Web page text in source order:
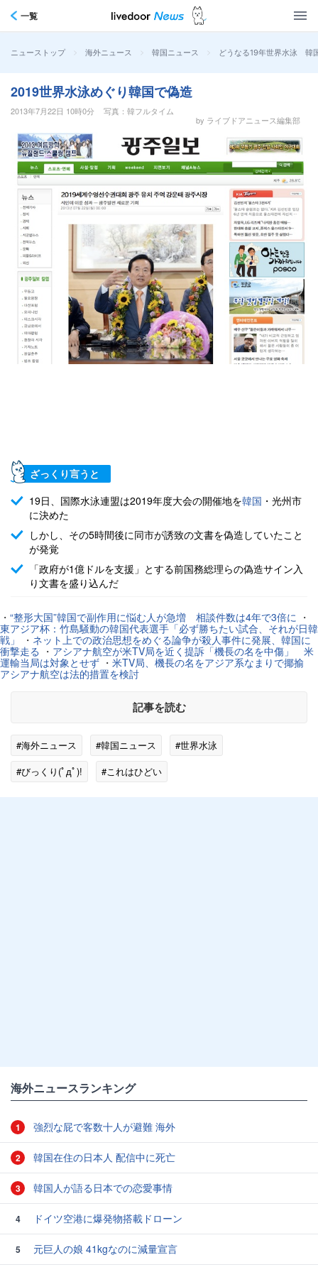
一覧
ニューストップ > 海外ニュース > 韓国ニュース > どうなる19年世界水泳 韓
2019世界水泳めぐり韓国で偽造
2013年7月22日 10時0分
写真：韓フルタイム
by ライブドアニュース編集部
ざっくり言うと
19日、国際水泳連盟は2019年度大会の開催地を韓国 ・光州市
に決めた
しかし、その5時間後に同市が誘致の文書を偽造していたこと
が発覚
「政府が1億ドルを支援」とする前国務総理らの偽造サイン入
り文書を盛り込んだ
・ “整形大国”韓国で副作用に悩む人が急増 相談件数は4年で3倍に ・
東アジア杯：竹島騒動の韓国代表選手「必ず勝ちたい試合、それが日韓
戦」
・ ネット上での政治思想をめぐる論争が殺人事件に発展、韓国に
衝撃走る ・ アシアナ航空が米TV局を近く提訴「機長の名を中傷」 米
運輸当局は対象とせず ・ 米TV局、機長の名をアジア系なまりで揶揄
アシアナ航空は法的措置を検討
記事を読む
#海外ニュース #韓国ニュース
#世界水泳
#びっくり(ﾟдﾟ)!
#これはひどい
海外ニュースランキング
1 強烈な屁で客数十人が避難 海外
2 韓国在住の日本人 配信中に死亡
3 韓国人が語る日本での恋愛事情
4 ドイツ空港に爆発物搭載ドローン
5
元巨人の娘 41kgなのに減量宣言